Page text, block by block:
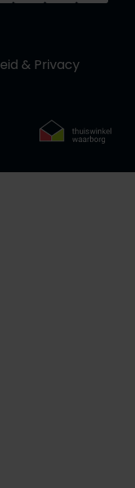
& Privacy